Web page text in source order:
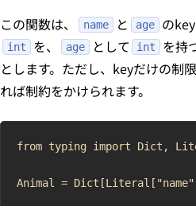
この関数は、 name と age の
int を、 age として int を持
とします。ただし、keyだけの制
れば制約をかけられます。
from typing import Dict,
Animal =